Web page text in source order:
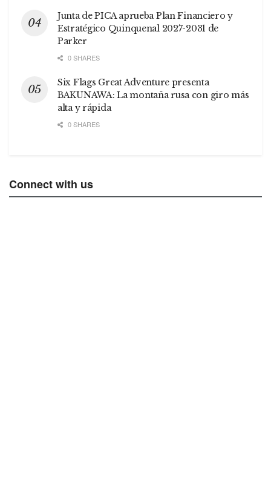
Junta de PICA aprueba Plan Financiero y
Estratégico Quinquenal 2027-2031 de
Parker
0 SHARES
Six Flags Great Adventure presenta
BAKUNAWA: La montaña rusa con giro más
alta y rápida
0 SHARES
Connect with us